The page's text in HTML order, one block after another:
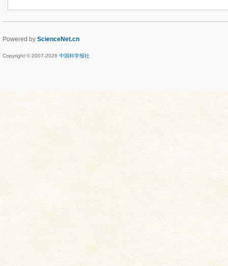
Powered by ScienceNet.cn
Copyright © 2007-2026 中国科学报社